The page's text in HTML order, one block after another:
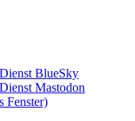
BlueSky
Mastodon
Fenster)